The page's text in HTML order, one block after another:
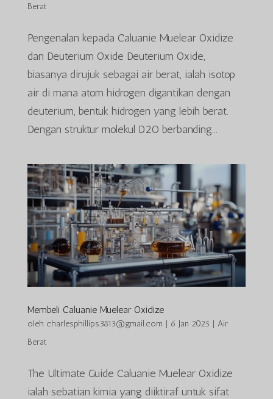
Berat
Pengenalan kepada Caluanie Muelear Oxidize
dan Deuterium Oxide Deuterium Oxide,
biasanya dirujuk sebagai air berat, ialah isotop
air di mana atom hidrogen digantikan dengan
deuterium, bentuk hidrogen yang lebih berat.
Dengan struktur molekul D2O berbanding...
Membeli Caluanie Muelear Oxidize
oleh charlesphillips3813@gmail.com | 6 Jan 2025 | Air
Berat
The Ultimate Guide Caluanie Muelear Oxidize
ialah sebatian kimia yang diiktiraf untuk sifat